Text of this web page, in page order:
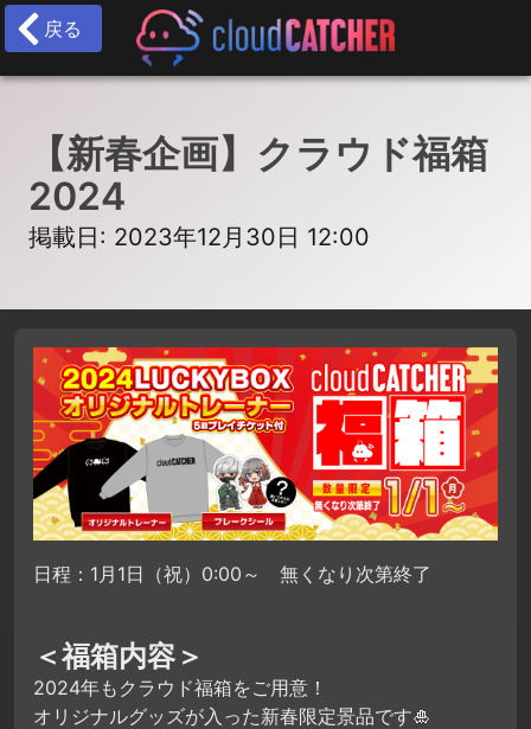
戻る
【新春企画】クラウド福箱
2024
掲載日: 2023年12月30日 12:00
日程：1月1日（祝）0:00～ 無くなり次第終了
＜福箱内容＞
2024年もクラウド福箱をご用意！
オリジナルグッズが入った新春限定景品です🎍